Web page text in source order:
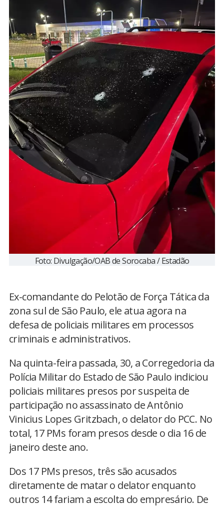
Foto: Divulgação/OAB de Sorocaba / Estadão
Ex-comandante do Pelotão de Força Tática da
zona sul de São Paulo, ele atua agora na
defesa de policiais militares em processos
criminais e administrativos.
Na quinta-feira passada, 30, a Corregedoria da
Polícia Militar do Estado de São Paulo indiciou
policiais militares presos por suspeita de
participação no assassinato de Antônio
Vinicius Lopes Gritzbach, o delator do PCC. No
total, 17 PMs foram presos desde o dia 16 de
janeiro deste ano.
Dos 17 PMs presos, três são acusados
diretamente de matar o delator enquanto
outros 14 fariam a escolta do empresário. De